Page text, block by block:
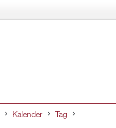
Kalender Tag